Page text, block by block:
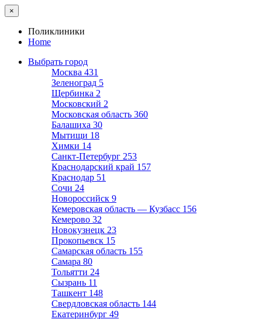
×
Поликлиники
Home
Выбрать город
Москва 431
Зеленоград 5
Щербинка 2
Московский 2
Московская область 360
Балашиха 30
Мытищи 18
Химки 14
Санкт-Петербург 253
Краснодарский край 157
Краснодар 51
Сочи 24
Новороссийск 9
Кемеровская область — Кузбасс 156
Кемерово 32
Новокузнецк 23
Прокопьевск 15
Самарская область 155
Самара 80
Тольятти 24
Сызрань 11
Ташкент 148
Свердловская область 144
Екатеринбург 49